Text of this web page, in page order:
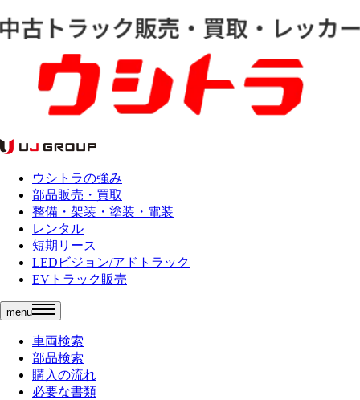
ウシトラの強み
部品販売・買取
整備・架装・塗装・電装
レンタル
短期リース
LEDビジョン/アドトラック
EVトラック販売
menu
車両検索
部品検索
購入の流れ
必要な書類